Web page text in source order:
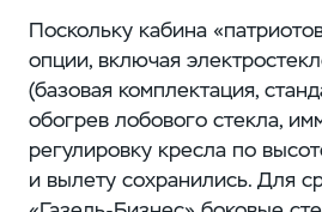
Поскольку кабина
опции, включая
(базовая комплектация,
обогрев лобового стекла,
регулировку кресла по
и вылету сохранились. Для